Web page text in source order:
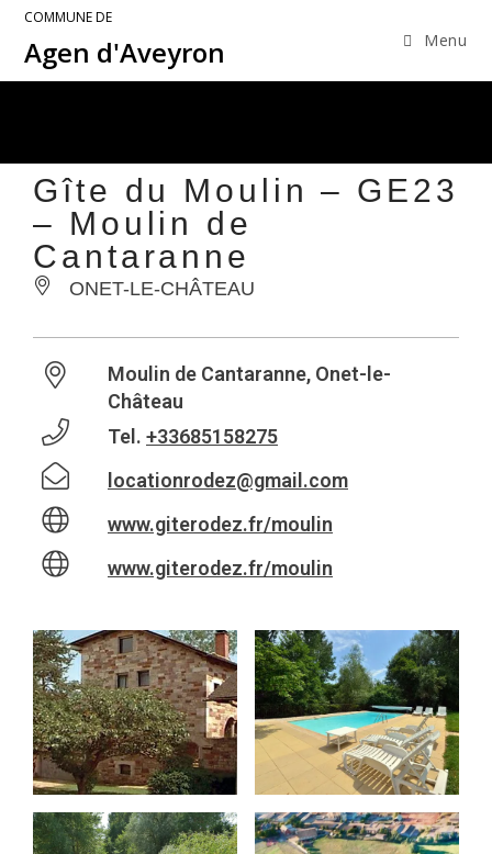
COMMUNE DE
Agen d'Aveyron Menu
Gîte du Moulin – GE23
– Moulin de
Cantaranne
ONET-LE-CHÂTEAU
Moulin de Cantaranne, Onet-le-
Château
Tel. +33685158275
locationrodez@gmail.com
www.giterodez.fr/moulin
www.giterodez.fr/moulin